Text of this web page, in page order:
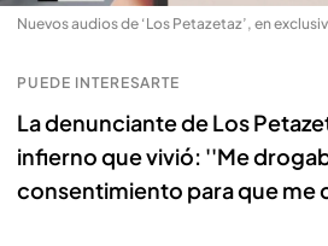
Nuevos audios de ‘Los Petazetaz’, en
PUEDE INTERESARTE
La denunciante de Los
infierno que vivió: ''Me
consentimiento para que me